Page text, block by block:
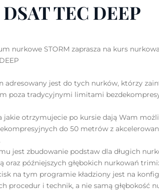
TEC DEEP
nurkowe STORM zaprasza na kurs
adresowany jest do tych nurków, którzy
poza tradycyjnymi limitami
jakie otrzymujecie po kursie dają Wam
do 50 metrów z
jest zbudowanie podstaw dla długich
oraz późniejszych głębokich nurkowań
na tym programie kładziony jest na
procedur i technik, a nie samą głębokość